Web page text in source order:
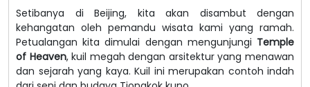
Setibanya di Beijing, kita akan disambut dengan
kehangatan oleh pemandu wisata kami yang ramah.
Petualangan kita dimulai dengan mengunjungi Temple
of Heaven, kuil megah dengan arsitektur yang menawan
dan sejarah yang kaya. Kuil ini merupakan contoh indah